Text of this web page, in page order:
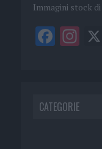
Immagini stock di
CATEGORIE